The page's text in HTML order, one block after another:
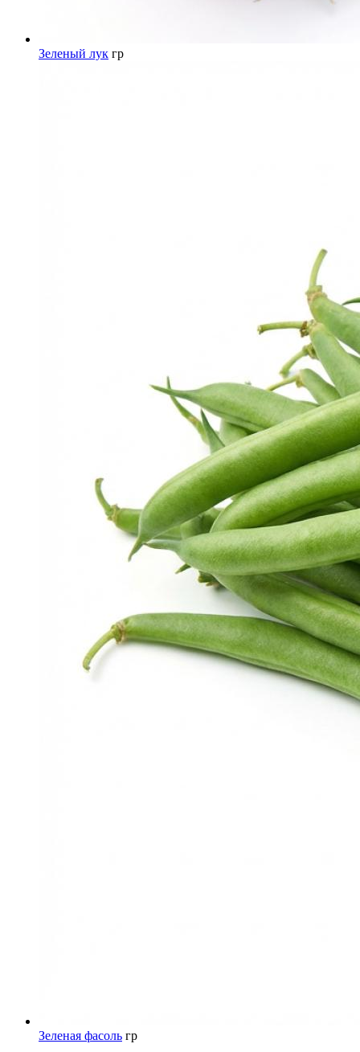
Зеленый лук гр
Зеленая фасоль гр